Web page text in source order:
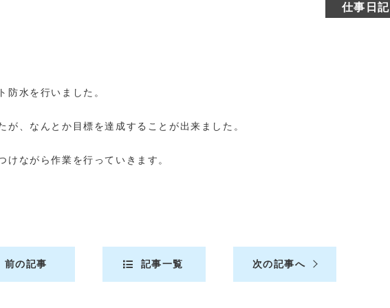
仕事日記
防水を行いました。
が、なんとか目標を達成することが出来ました。
けながら作業を行っていきます。
前の記事 記事一覧 次の記事へ